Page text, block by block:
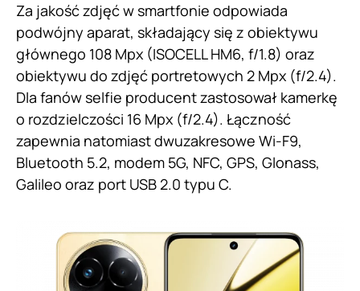
Za jakość zdjęć w smartfonie odpowiada
podwójny aparat, składający się z obiektywu
głównego 108 Mpx (ISOCELL HM6, f/1.8) oraz
obiektywu do zdjęć portretowych 2 Mpx (f/2.4).
Dla fanów selfie producent zastosował kamerkę
o rozdzielczości 16 Mpx (f/2.4). Łączność
zapewnia natomiast dwuzakresowe Wi-F9,
Bluetooth 5.2, modem 5G, NFC, GPS, Glonass,
Galileo oraz port USB 2.0 typu C.